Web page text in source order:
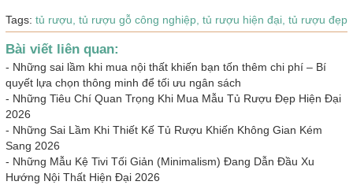
Tags: tủ rượu, tủ rượu gỗ công nghiệp, tủ rượu hiện đại, tủ rượu đẹp
Bài viết liên quan:
- Những sai lầm khi mua nội thất khiến bạn tốn thêm chi phí – Bí
quyết lựa chọn thông minh để tối ưu ngân sách
- Những Tiêu Chí Quan Trọng Khi Mua Mẫu Tủ Rượu Đẹp Hiện Đại
2026
- Những Sai Lầm Khi Thiết Kế Tủ Rượu Khiến Không Gian Kém
Sang 2026
- Những Mẫu Kệ Tivi Tối Giản (Minimalism) Đang Dẫn Đầu Xu
Hướng Nội Thất Hiện Đại 2026